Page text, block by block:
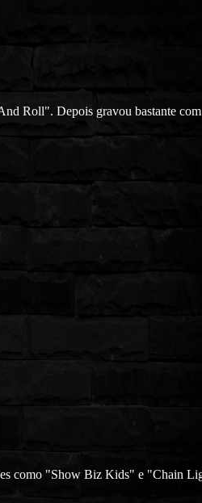
Roll". Depois gravou bastante
como "Show Biz Kids" e "Chain